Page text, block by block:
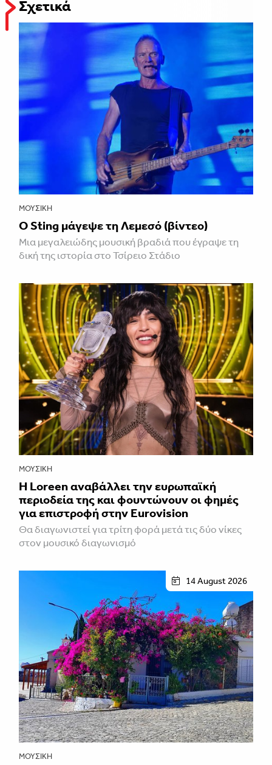
Σχετικά
ΜΟΥΣΙΚΉ
Ο Sting μάγεψε τη Λεμεσό (βίντεο)
Μια μεγαλειώδης μουσική βραδιά που έγραψε τη
δική της ιστορία στο Τσίρειο Στάδιο
ΜΟΥΣΙΚΉ
Η Loreen αναβάλλει την ευρωπαϊκή
περιοδεία της και φουντώνουν οι φημές
για επιστροφή στην Eurovision
Θα διαγωνιστεί για τρίτη φορά μετά τις δύο νίκες
στον μουσικό διαγωνισμό
14 August 2026
ΜΟΥΣΙΚΉ